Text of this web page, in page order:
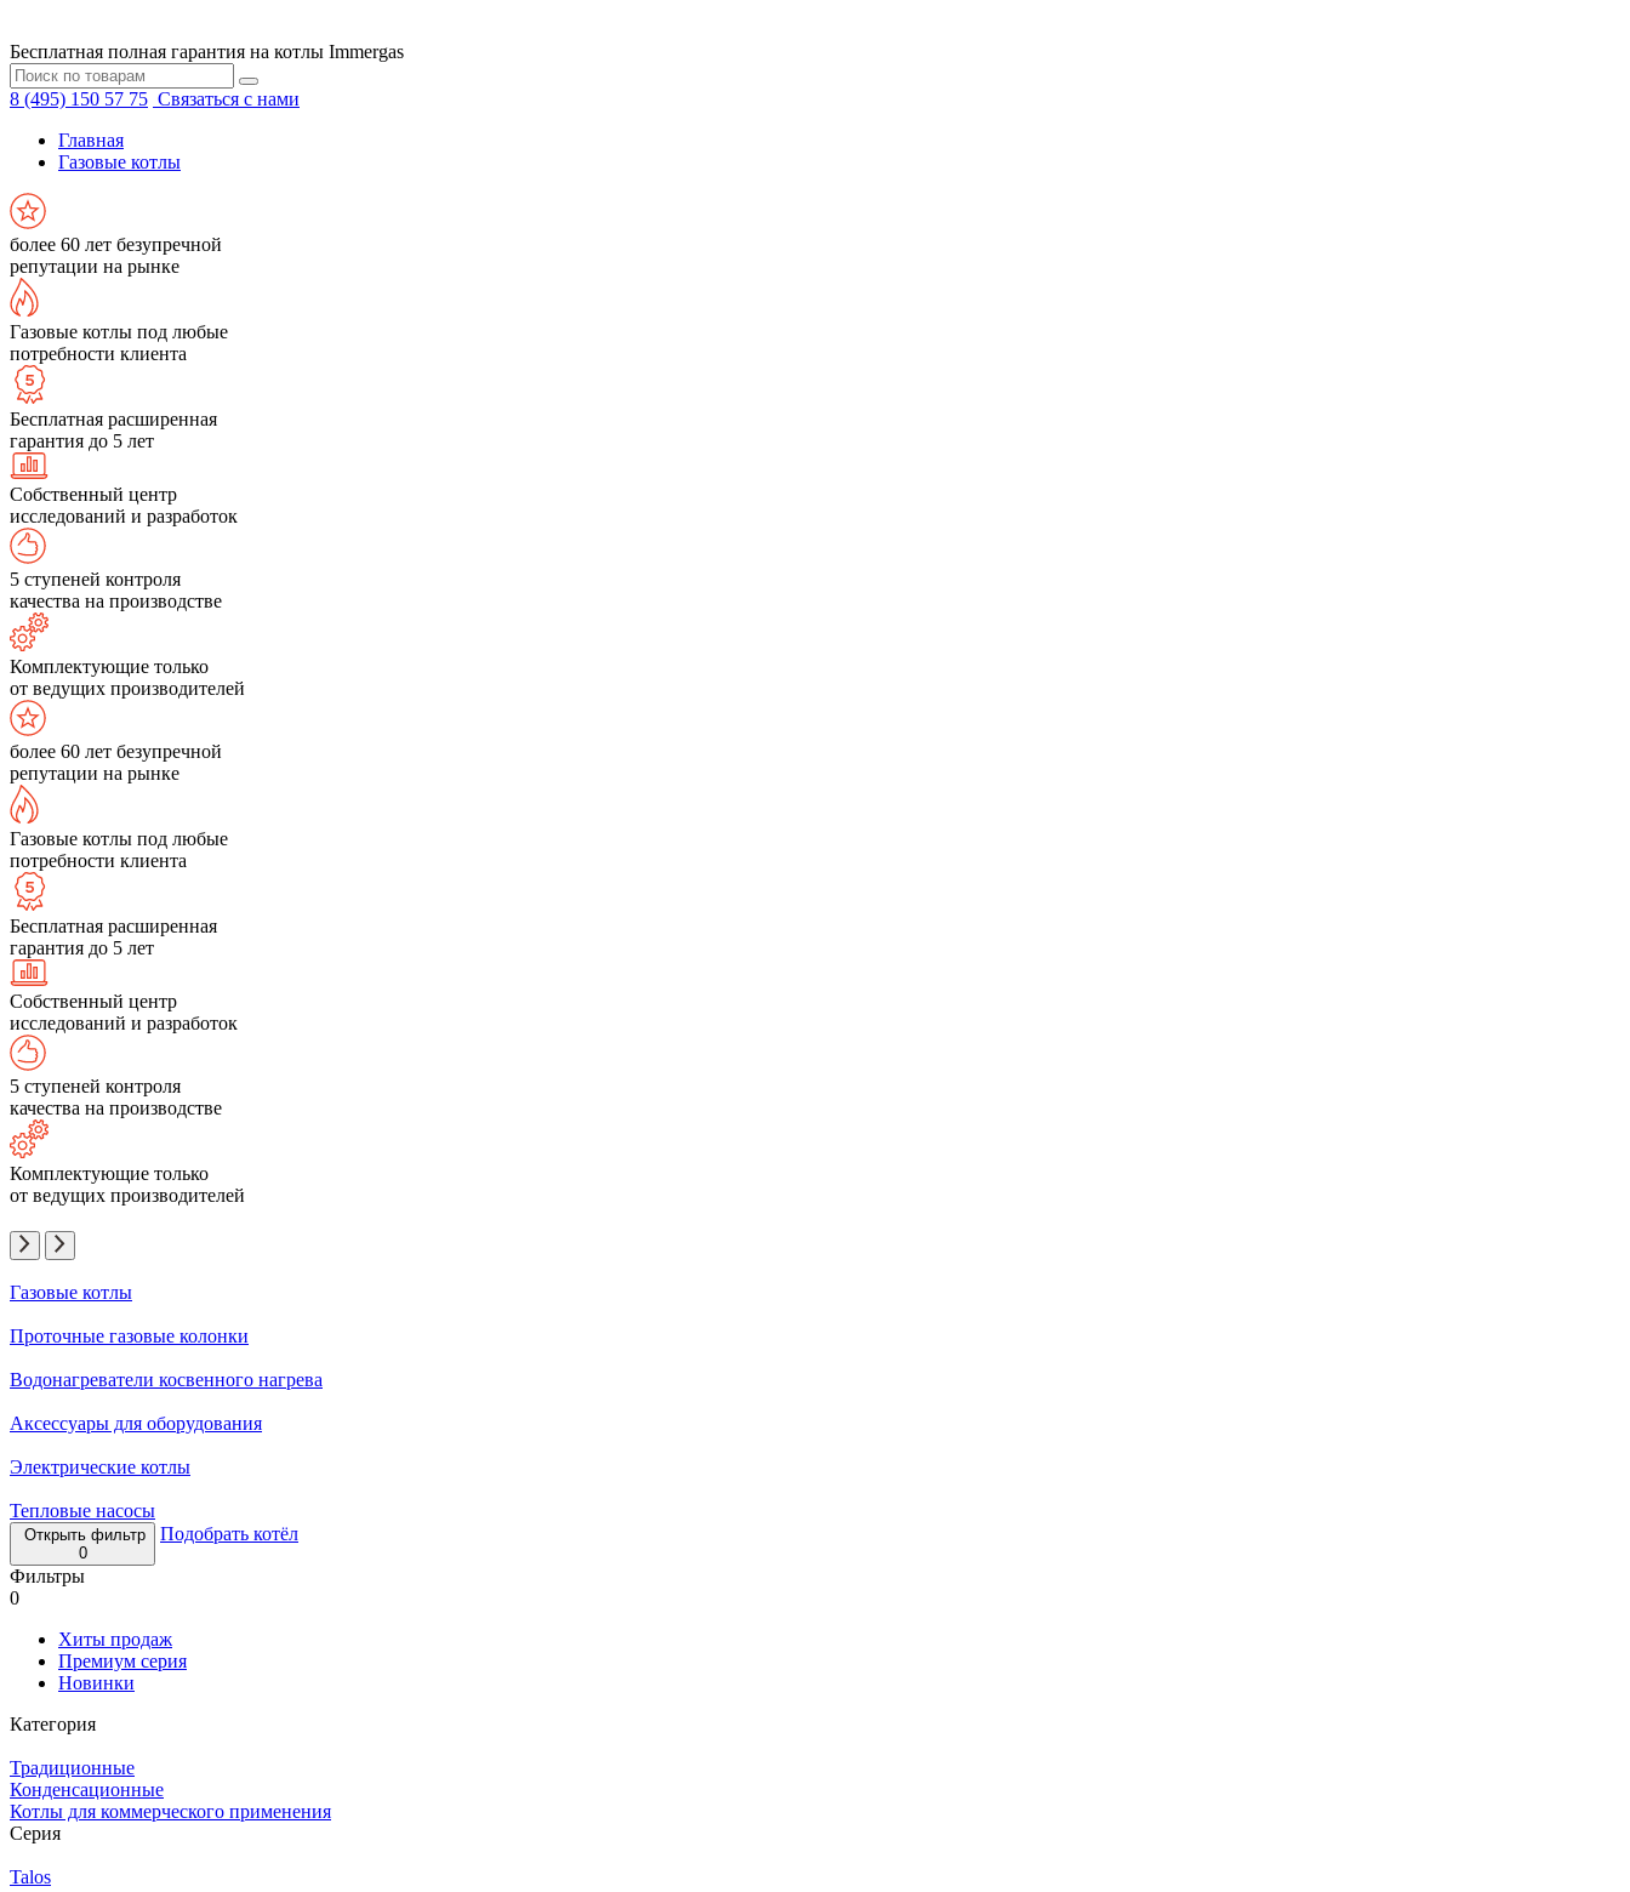
Бесплатная полная гарантия на котлы Immergas
8 (495) 150 57 75 Связаться с нами
Главная
Газовые котлы
более 60 лет безупречной
репутации на рынке
Газовые котлы под любые
потребности клиента
Бесплатная расширенная
гарантия до 5 лет
Собственный центр
исследований и разработок
5 ступеней контроля
качества на производстве
Комплектующие только
от ведущих производителей
более 60 лет безупречной
репутации на рынке
Газовые котлы под любые
потребности клиента
Бесплатная расширенная
гарантия до 5 лет
Собственный центр
исследований и разработок
5 ступеней контроля
качества на производстве
Комплектующие только
от ведущих производителей
Газовые котлы
Проточные газовые колонки
Водонагреватели косвенного нагрева
Аксессуары для оборудования
Электрические котлы
Тепловые насосы
Открыть фильтр
0
Подобрать котёл
Фильтры
0
Хиты продаж
Премиум серия
Новинки
Категория
Традиционные
Конденсационные
Котлы для коммерческого применения
Серия
Talos